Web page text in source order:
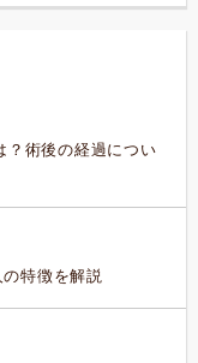
？術後の経過につい
特徴を解説